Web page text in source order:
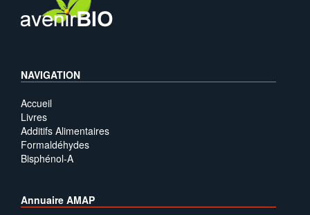
NAVIGATION
Accueil
Livres
Additifs Alimentaires
Formaldéhydes
Bisphénol-A
Annuaire AMAP